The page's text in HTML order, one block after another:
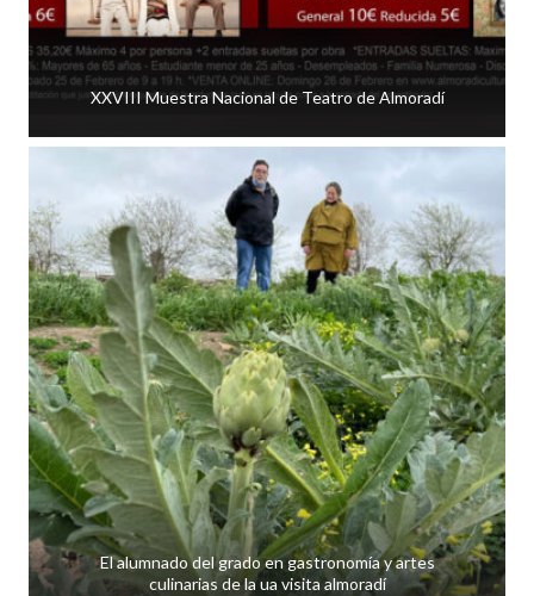
XXVIII Muestra Nacional de Teatro de Almoradí
El alumnado del grado en gastronomía y artes
culinarias de la ua visita almoradí